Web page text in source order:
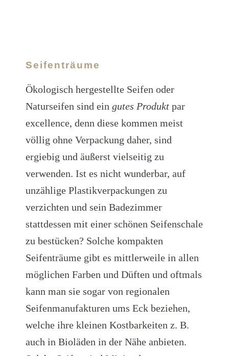
Seifenträume
Ökologisch hergestellte Seifen oder
Naturseifen sind ein gutes Produkt par
excellence, denn diese kommen meist
völlig ohne Verpackung daher, sind
ergiebig und äußerst vielseitig zu
verwenden. Ist es nicht wunderbar, auf
unzählige Plastikverpackungen zu
verzichten und sein Badezimmer
stattdessen mit einer schönen Seifenschale
zu bestücken? Solche kompakten
Seifenträume gibt es mittlerweile in allen
möglichen Farben und Düften und oftmals
kann man sie sogar von regionalen
Seifenmanufakturen ums Eck beziehen,
welche ihre kleinen Kostbarkeiten z. B.
auch in Bioläden in der Nähe anbieten.